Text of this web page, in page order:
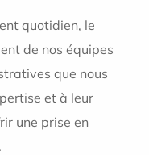
quotidien, le
de nos équipes
que nous
et à leur
une prise en